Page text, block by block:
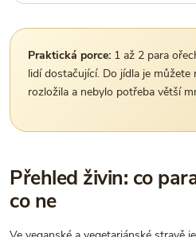
Praktická porce: 1 až 2 para
lidí dostačující. Do jídla je můžete
rozložila a nebylo potřeba větší
Přehled živin: co
co ne